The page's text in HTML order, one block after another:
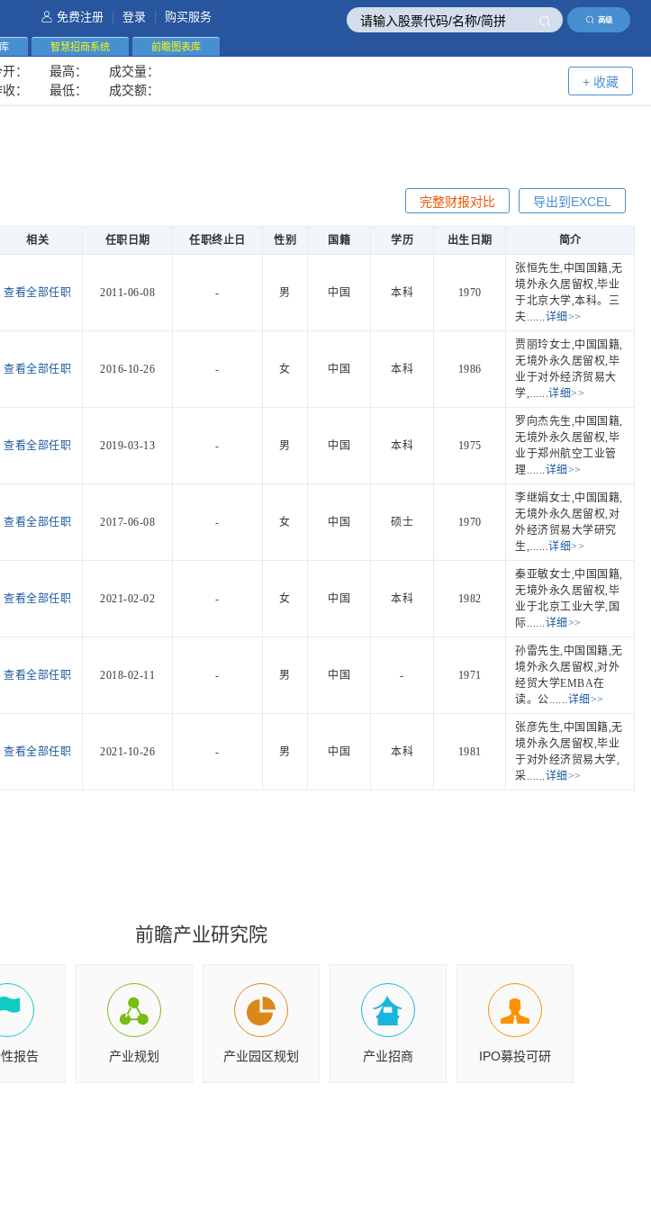
高级
免费注册 登录 购买服务
智慧招商系统 前瞻图表库
： 最高：
成交量：
：
最低： 成交额：
+ 收藏
导出到EXCEL
完整财报对比
相关 任职日期 任职终止日 性别 国籍 学历 出生日期 简介
查看全部任职 2011-06-08 - 男 中国 本科 1970
张恒先生,中国国籍,无
境外永久居留权,毕业
于北京大学,本科。三
夫......详细>>
查看全部任职 2016-10-26 - 女 中国 本科 1986
贾丽玲女士,中国国籍,
无境外永久居留权,毕
业于对外经济贸易大
学,......详细>>
查看全部任职 2019-03-13 - 男 中国 本科 1975
罗向杰先生,中国国籍,
无境外永久居留权,毕
业于郑州航空工业管
理......详细>>
查看全部任职 2017-06-08 - 女 中国 硕士 1970
李继娟女士,中国国籍,
无境外永久居留权,对
外经济贸易大学研究
生,......详细>>
查看全部任职 2021-02-02 - 女 中国 本科 1982
秦亚敏女士,中国国籍,
无境外永久居留权,毕
业于北京工业大学,国
际......详细>>
查看全部任职 2018-02-11 - 男 中国 - 1971
孙雷先生,中国国籍,无
境外永久居留权,对外
经贸大学EMBA在
读。公......详细>>
查看全部任职 2021-10-26 - 男 中国 本科 1981
张彦先生,中国国籍,无
境外永久居留权,毕业
于对外经济贸易大学,
采......详细>>
前瞻产业研究院
报告 产业规划 产业园区规划 产业招商 IPO募投可研